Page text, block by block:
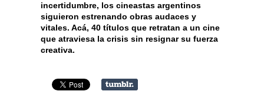
incertidumbre, los cineastas argentinos
siguieron estrenando obras audaces y
vitales. Acá, 40 títulos que retratan a un cine
que atraviesa la crisis sin resignar su fuerza
creativa.